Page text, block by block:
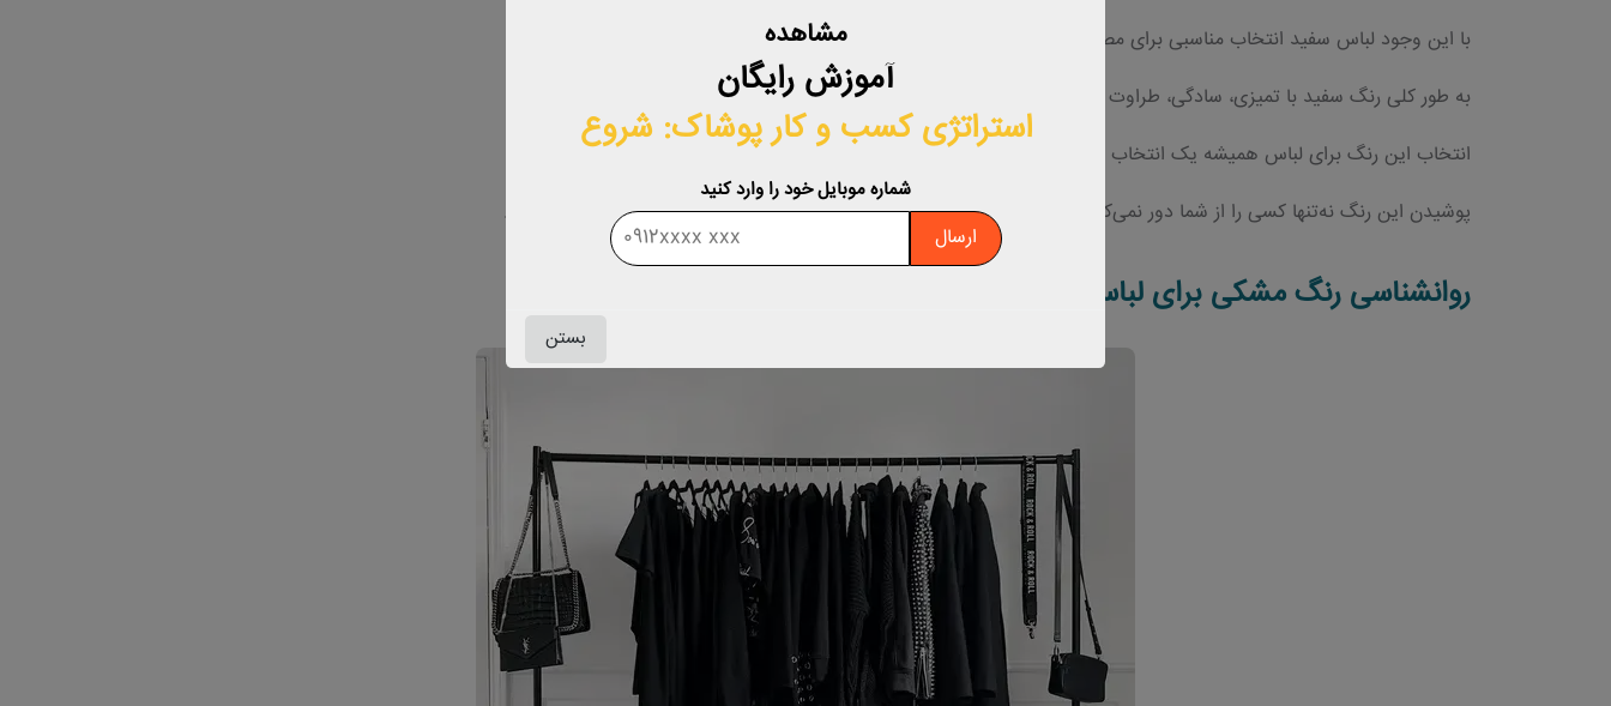
با این وجود لباس‌ سفید انتخاب مناسبی برای مصاحبه‌های شغلی، جلسات کاری، رویدادهای پزشکی و قرارهای عاشقانه است!
به طور کلی رنگ سفید با تمیزی، سادگی، طراوت و کمال همراه است.
انتخاب این رنگ برای لباس همیشه یک انتخاب مطمئن محسوب می‌شود؛ چراکه این رنگ نشان‌دهنده خلوص نیت شما است.
پوشیدن این رنگ نه‌تنها کسی را از شما دور نمی‌کند، بلکه لباس سفید با حالت دعوت‌کننده خود مورد استقبال همگان قرار می‌گیرد.
روانشناسی رنگ مشکی برای لباس
مشاهده
آموزش رایگان
استراتژی کسب‌ و کار پوشاک: شروع
شماره موبایل خود را وارد کنید
ارسال
بستن